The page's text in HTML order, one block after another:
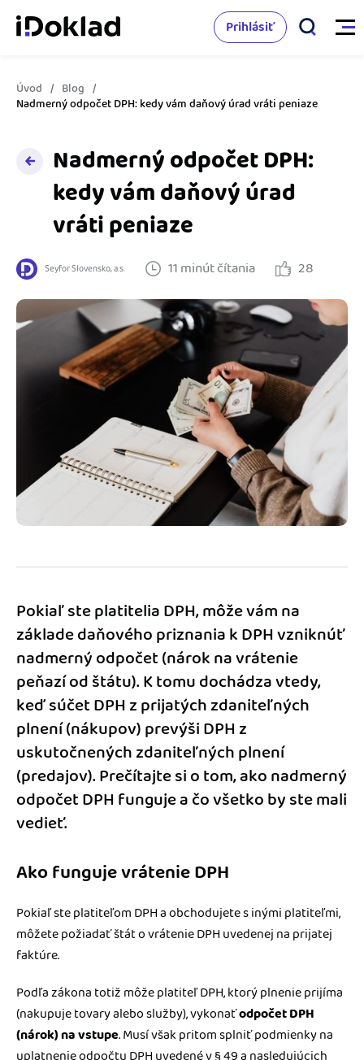
Vlastnosti
Správa kontaktov
Sledovanie cashflow
Spolupráca s účtovníkom
Prepojenie na ďalšie systémy
Spriatelení účtovníci
Katalóg doplnkov
Cenník
Vzdelanie
Ako sa vyznať vo fakturácii
Blog
Spýtajte sa nás
Prihlásiť
Úvod
Blog
Nadmerný odpočet DPH: kedy vám daňový úrad vráti peniaze
Nadmerný odpočet DPH:
kedy vám daňový úrad
vráti peniaze
Seyfor Slovensko, a.s. 11 minút čítania 28
Pokiaľ ste platitelia DPH, môže vám na
základe daňového priznania k DPH vzniknúť
nadmerný odpočet (nárok na vrátenie
peňazí od štátu). K tomu dochádza vtedy,
keď súčet DPH z prijatých zdaniteľných
plnení (nákupov) prevýši DPH z
uskutočnených zdaniteľných plnení
(predajov). Prečítajte si o tom, ako nadmerný
odpočet DPH funguje a čo všetko by ste mali
vedieť.
Ako funguje vrátenie DPH
Pokiaľ ste platiteľom DPH a obchodujete s inými platiteľmi,
môžete požiadať štát o vrátenie DPH uvedenej na prijatej
faktúre.
Podľa zákona totiž môže platiteľ DPH, ktorý plnenie prijíma
(nakupuje tovary alebo služby), vykonaťodpočet DPH
(nárok) na vstupe. Musí však pritom splniť podmienky na